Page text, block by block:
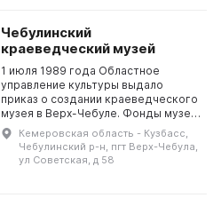
Чебулинский
краеведческий музей
1 июля 1989 года Областное
управление культуры выдало
приказ о создании краеведческого
музея в Верх-Чебуле. Фонды музея
составили собранные местными
школьниками под руководством
библиотекаря Екатерины...
Кемеровская область - Кузбасс,
Чебулинский р-н, пгт Верх-Чебула,
ул Советская, д 58